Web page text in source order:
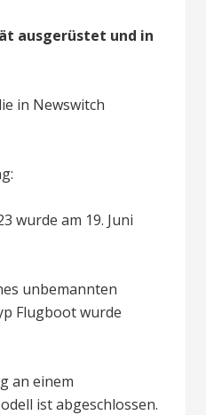
ausgerüstet und in
in Newswitch
wurde am 19. Juni
unbemannten
Flugboot wurde
an einem
ist abgeschlossen.